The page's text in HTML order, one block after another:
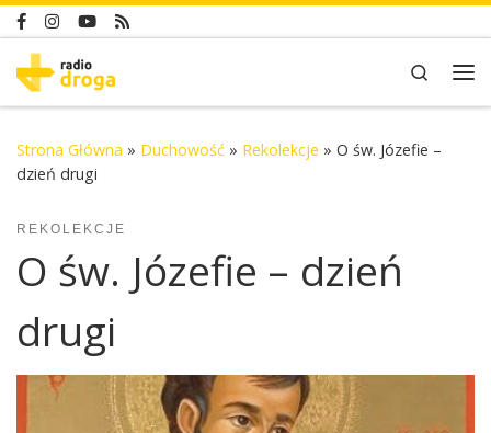
Skip to content
Search
Strona Główna » Duchowość » Rekolekcje » O św. Józefie –
dzień drugi
REKOLEKCJE
O św. Józefie – dzień
drugi